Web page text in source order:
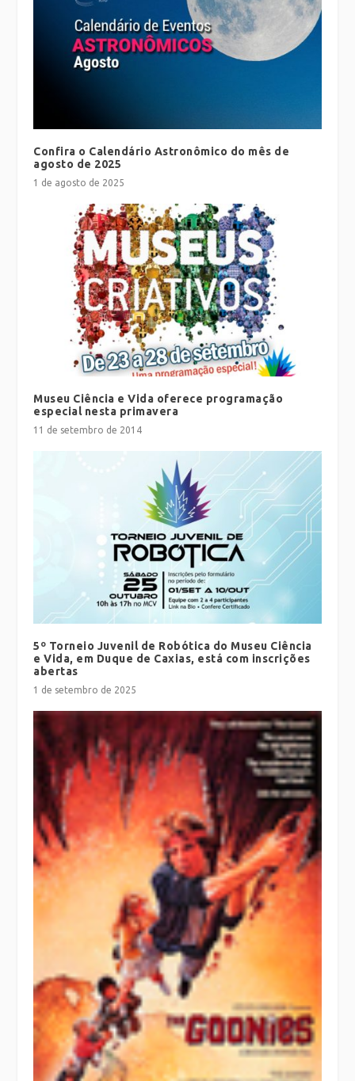
Confira o Calendário Astronômico do mês de
agosto de 2025
1 de agosto de 2025
Museu Ciência e Vida oferece programação
especial nesta primavera
11 de setembro de 2014
5º Torneio Juvenil de Robótica do Museu Ciência
e Vida, em Duque de Caxias, está com inscrições
abertas
1 de setembro de 2025